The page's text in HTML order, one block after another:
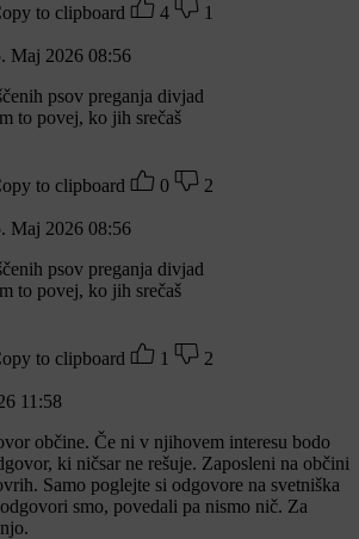
to clipboard 4 1
Maj 2026 08:56
psov preganja divjad
to povej, ko jih srečaš
to clipboard 0 2
Maj 2026 08:56
psov preganja divjad
to povej, ko jih srečaš
to clipboard 1 2
11:58
občine. Če ni v njihovem interesu bodo
ki ničsar ne rešuje. Zaposleni na občini
Samo poglejte si odgovore na svetniška
smo, povedali pa nismo nič. Za